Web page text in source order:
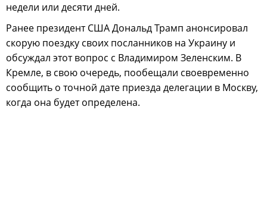
недели или десяти дней.
Ранее президент США Дональд Трамп анонсировал
скорую поездку своих посланников на Украину и
обсуждал этот вопрос с Владимиром Зеленским. В
Кремле, в свою очередь, пообещали своевременно
сообщить о точной дате приезда делегации в Москву,
когда она будет определена.